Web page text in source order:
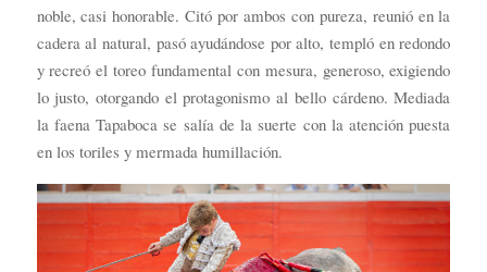
noble, casi honorable. Citó por ambos con pureza, reunió en la
cadera al natural, pasó ayudándose por alto, templó en redondo
y recreó el toreo fundamental con mesura, generoso, exigiendo
lo justo, otorgando el protagonismo al bello cárdeno. Mediada
la faena Tapaboca se salía de la suerte con la atención puesta
en los toriles y mermada humillación.